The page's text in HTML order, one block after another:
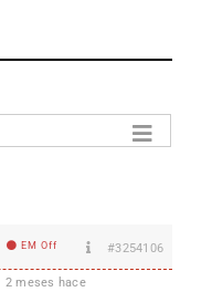
EM Off #3254106
2 meses hace